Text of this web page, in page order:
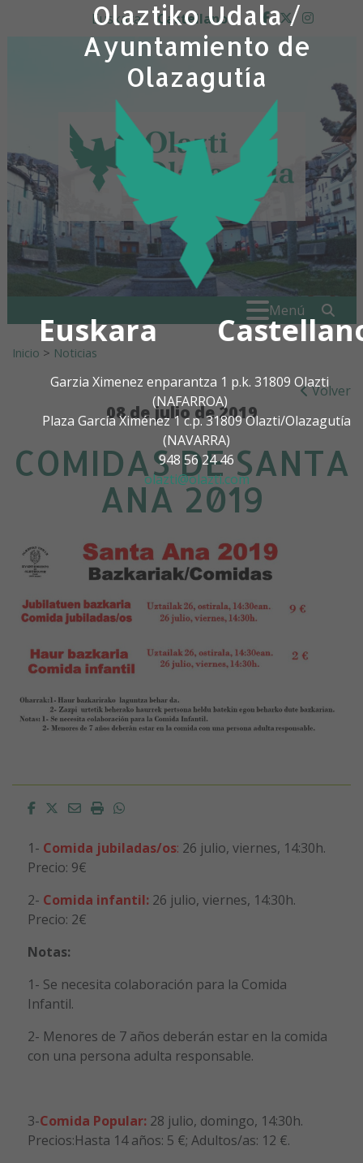
Olaztiko Udala /
Ayuntamiento de
Olazagutía
Euskara
Garzia Ximenez enparantza 1 p.k. 31809 Olazti
(NAFARROA)
Plaza García Ximénez 1 c.p. 31809 Olazti/Olazagutía
(NAVARRA)
948 56 24 46
olazti@olazti.com
Euskara Castellano facebook
twitter
Menú
Inicio > Noticias
Volver
08 de julio de 2019
COMIDAS DE SANTA
ANA 2019
Facebook
Twitter
EmailImprimirWhatsapp
1- Comida jubiladas/os: 26 julio, viernes, 14:30h.
Precio: 9€
2- Comida infantil:26 julio, viernes, 14:30h.
Precio: 2€
Notas:
1- Se necesita colaboración para la Comida
Infantil.
2- Menores de 7 años deberán estar en la comida
con una persona adulta responsable.
3-Comida Popular: 28 julio, domingo, 14:30h.
Precios:Hasta 14 años: 5 €; Adultos/as: 12 €.